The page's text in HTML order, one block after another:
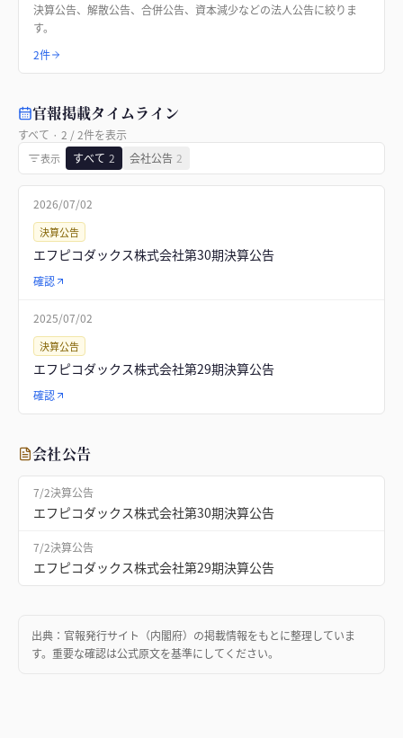
決算公告、解散公告、合併公告、資本減少などの法人公告に絞りま
す。
2件
官報掲載タイムライン
すべて · 2 /2件を表示
表示 すべて 2 会社公告 2
2026/07/02
決算公告
エフピコダックス株式会社第30期決算公告
確認
2025/07/02
決算公告
エフピコダックス株式会社第29期決算公告
確認
会社公告
7/2決算公告
エフピコダックス株式会社第30期決算公告
7/2決算公告
エフピコダックス株式会社第29期決算公告
出典： 官報発行サイト（内閣府） の掲載情報をもとに整理していま
す。重要な確認は公式原文を基準にしてください。